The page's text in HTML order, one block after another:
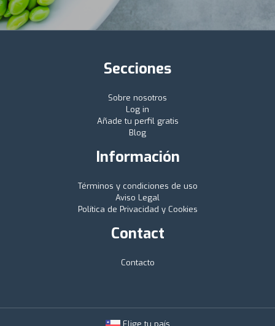
Secciones
Sobre nosotros
Log in
Añade tu perfil gratis
Blog
Información
Términos y condiciones de uso
Aviso Legal
Política de Privacidad y Cookies
Contact
Contacto
Elige tu país